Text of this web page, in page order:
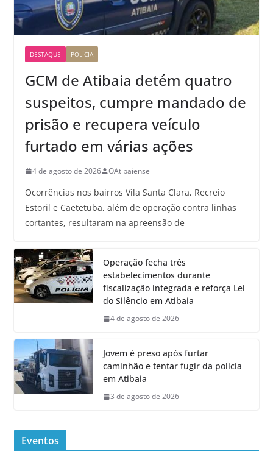
DESTAQUE POLÍCIA
GCM de Atibaia detém quatro
suspeitos, cumpre mandado de
prisão e recupera veículo
furtado em várias ações
4 de agosto de 2026 OAtibaiense
Ocorrências nos bairros Vila Santa Clara, Recreio
Estoril e Caetetuba, além de operação contra linhas
cortantes, resultaram na apreensão de
Operação fecha três
estabelecimentos durante
fiscalização integrada e reforça Lei
do Silêncio em Atibaia
4 de agosto de 2026
Jovem é preso após furtar
caminhão e tentar fugir da polícia
em Atibaia
3 de agosto de 2026
Eventos